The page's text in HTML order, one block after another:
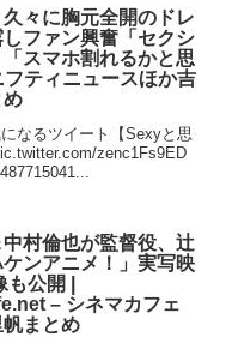
々に胸元全開のドレ
ファン興奮「セクシ
スマホ割れるかと思
フティニュースほか吉
め
なるツイート【Sexyと思
zenc1Fs9ED
村倫也が監督役、辻
ンアニメ！」実写映
公開 |
– シネマカフェ
まとめ